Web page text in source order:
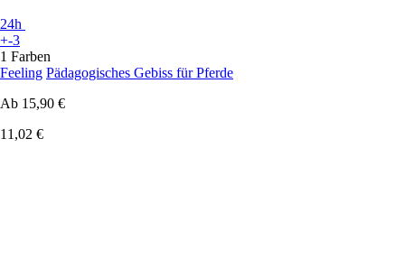
24h
+-3
1 Farben
Feeling Pädagogisches Gebiss für Pferde
Ab 15,90 €
11,02 €